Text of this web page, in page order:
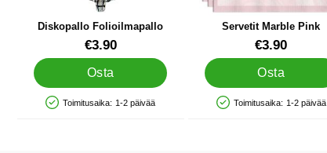
Diskopallo Folioilmapallo
Tuote.nro 20436€3.90
Osta
Saatavuus: Varastossa
Toimitusaika: 1-2 päivää
Servetit Marble Pink
Tuote.nro 41967€3.90
Osta
Saatavuus: Varastossa
Toimitusaika: 1-2 päivää